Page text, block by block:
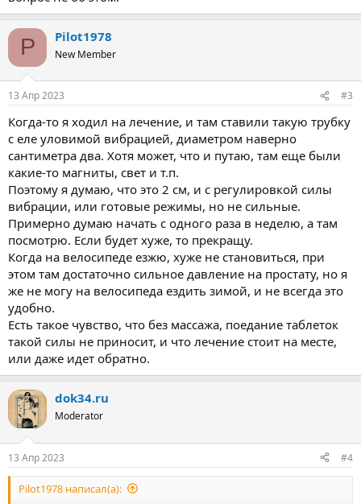
P Pilot1978
New Member
13 Апр 2023 #3
Когда-то я ходил на лечение, и там ставили такую трубку
с еле уловимой вибрацией, диаметром наверно
сантиметра два. Хотя может, что и путаю, там еще были
какие-то магниты, свет и т.п.
Поэтому я думаю, что это 2 см, и с регулировкой силы
вибрации, или готовые режимы, но не сильные.
Примерно думаю начать с одного раза в неделю, а там
посмотрю. Если будет хуже, то прекращу.
Когда на велосипеде езжю, хуже не становиться, при
этом там достаточно сильное давление на простату, но я
же не могу на велосипеда ездить зимой, и не всегда это
удобно.
Есть такое чувство, что без массажа, поедание таблеток
такой силы не приносит, и что лечение стоит на месте,
или даже идет обратно.
dok34.ru
Moderator
13 Апр 2023 #4
Pilot1978 написал(а):